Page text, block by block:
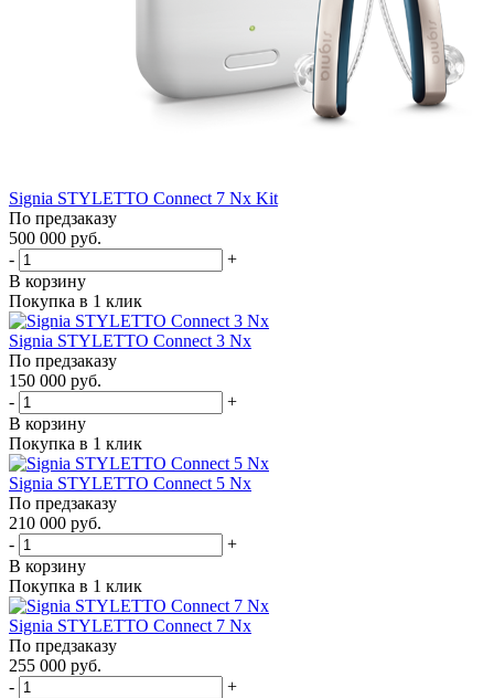
Signia STYLETTO Connect 7 Nx Kit
По предзаказу
500 000 руб.
-
+
В корзину
Покупка в 1 клик
Signia STYLETTO Connect 3 Nx
По предзаказу
150 000 руб.
-
+
В корзину
Покупка в 1 клик
Signia STYLETTO Connect 5 Nx
По предзаказу
210 000 руб.
-
+
В корзину
Покупка в 1 клик
Signia STYLETTO Connect 7 Nx
По предзаказу
255 000 руб.
-
+